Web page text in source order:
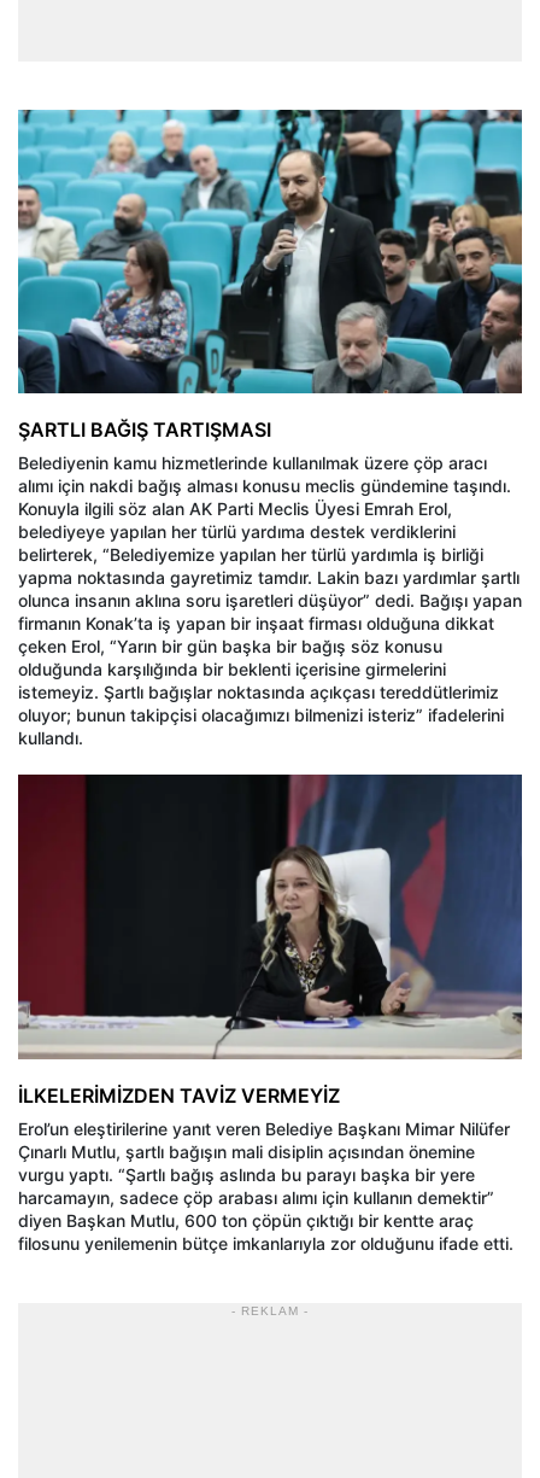
ŞARTLI BAĞIŞ TARTIŞMASI
Belediyenin kamu hizmetlerinde kullanılmak üzere çöp aracı
alımı için nakdi bağış alması konusu meclis gündemine taşındı.
Konuyla ilgili söz alan AK Parti Meclis Üyesi Emrah Erol,
belediyeye yapılan her türlü yardıma destek verdiklerini
belirterek, “Belediyemize yapılan her türlü yardımla iş birliği
yapma noktasında gayretimiz tamdır. Lakin bazı yardımlar şartlı
olunca insanın aklına soru işaretleri düşüyor” dedi. Bağışı yapan
firmanın Konak’ta iş yapan bir inşaat firması olduğuna dikkat
çeken Erol, “Yarın bir gün başka bir bağış söz konusu
olduğunda karşılığında bir beklenti içerisine girmelerini
istemeyiz. Şartlı bağışlar noktasında açıkçası tereddütlerimiz
oluyor; bunun takipçisi olacağımızı bilmenizi isteriz” ifadelerini
kullandı.
İLKELERİMİZDEN TAVİZ VERMEYİZ
Erol’un eleştirilerine yanıt veren Belediye Başkanı Mimar Nilüfer
Çınarlı Mutlu, şartlı bağışın mali disiplin açısından önemine
vurgu yaptı. “Şartlı bağış aslında bu parayı başka bir yere
harcamayın, sadece çöp arabası alımı için kullanın demektir”
diyen Başkan Mutlu, 600 ton çöpün çıktığı bir kentte araç
filosunu yenilemenin bütçe imkanlarıyla zor olduğunu ifade etti.
- REKLAM -